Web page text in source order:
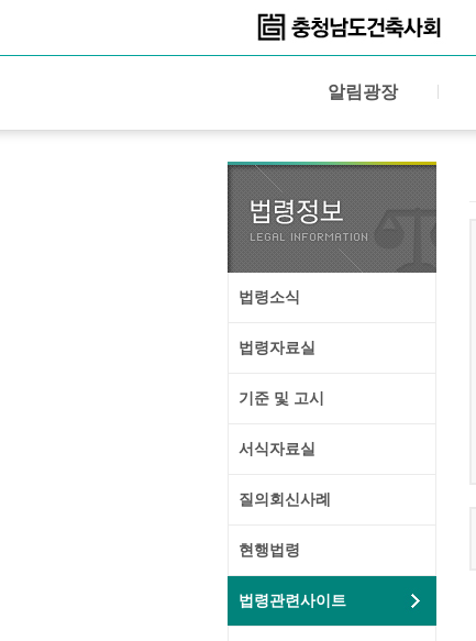
알림광장
법령소식
법령자료실
기준 및 고시
서식자료실
질의회신사례
현행법령
법령관련사이트